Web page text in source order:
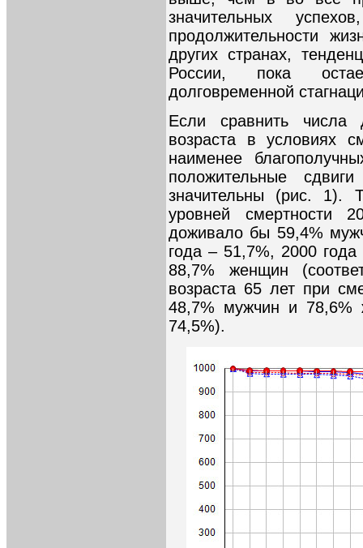
значительных
продолжительности
других странах,
России, пока
долговременной
Если сравнить числа
возраста в условиях
наименее
положительные
значительны (рис. 1).
уровней смертности
доживало бы 59,4%
года – 51,7%, 2000
88,7% женщин
возраста 65 лет при
48,7% мужчин и
74,5%).